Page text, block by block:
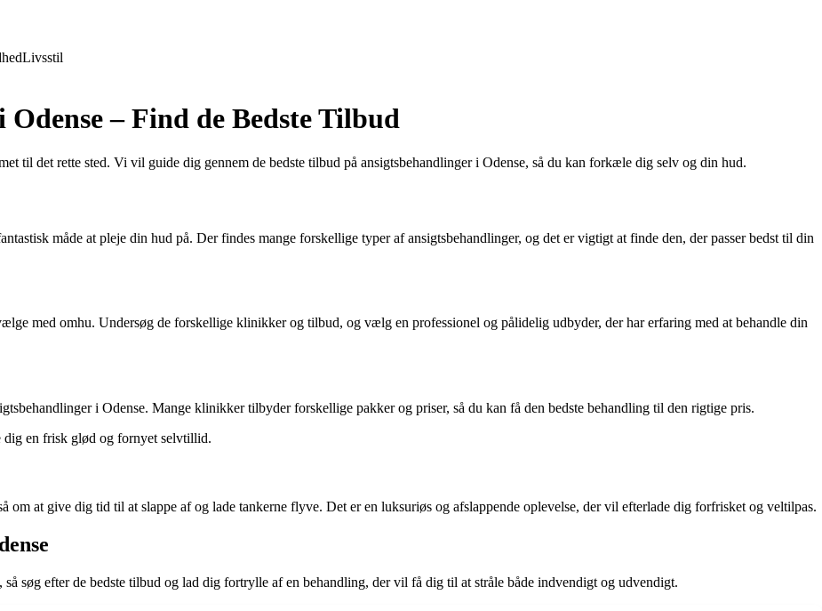
Livsstil
– Find de Bedste Tilbud
til det rette sted. Vi vil guide dig gennem de bedste tilbud på ansigtsbehandlinger i Odense, så du kan forkæle dig selv og din hud.
måde at pleje din hud på. Der findes mange forskellige typer af ansigtsbehandlinger, og det er vigtigt at finde den, der passer bedst til din
med omhu. Undersøg de forskellige klinikker og tilbud, og vælg en professionel og pålidelig udbyder, der har erfaring med at behandle din
i Odense. Mange klinikker tilbyder forskellige pakker og priser, så du kan få den bedste behandling til den rigtige pris.
dig en frisk glød og fornyet selvtillid.
om at give dig tid til at slappe af og lade tankerne flyve. Det er en luksuriøs og afslappende oplevelse, der vil efterlade dig forfrisket og veltilpas.
søg efter de bedste tilbud og lad dig fortrylle af en behandling, der vil få dig til at stråle både indvendigt og udvendigt.